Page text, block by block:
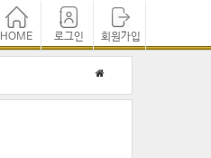
HOME 로그인 회원가입